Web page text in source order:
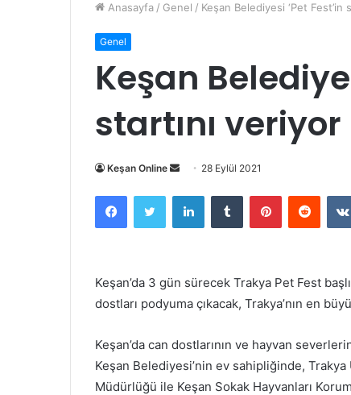
Anasayfa / Genel / Keşan Belediyesi ‘Pet Fest’in
Genel
Keşan
startını veriyor
Keşan Online
Bir
posta
göndermek
28 Eylül 2021
FacebookTwitter LinkedInTumblr PinterestReddit
Keşan’da 3 gün sürecek Trakya Pet Fest
dostları podyuma çıkacak, Trakya’nın en
Keşan’da can dostlarının ve hayvan
Keşan Belediyesi’nin ev sahipliğinde,
Müdürlüğü ile Keşan Sokak Hayvanları